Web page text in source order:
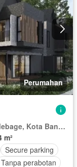
Perumahan
Riung Bandung, Cisaranten Kidul, Gedebage, Kota Bandung, Jawa Barat
m²
Secure parking
Tanpa perabotan